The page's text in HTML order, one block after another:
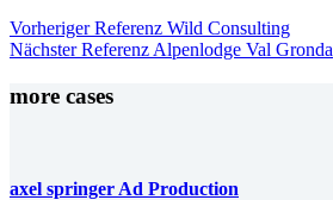
VorherigerReferenz Wild Consulting
NächsterReferenz Alpenlodge Val Gronda
more cases
axel springer Ad Production